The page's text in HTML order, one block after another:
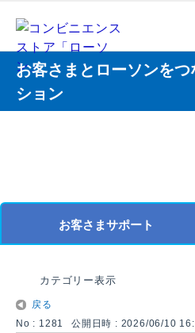
お客さまとローソンを
ション
お客さまサポート
カテゴリー表示
戻る
No : 1281
公開日時 : 2026/06/10